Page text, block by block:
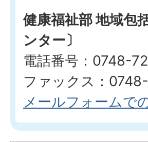
健康福祉部 地域包
ンター〕
電話番号：0748-
ファックス：
メールフォームで